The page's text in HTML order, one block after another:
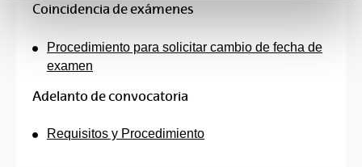
Coincidencia de exámenes
Procedimiento para solicitar cambio de fecha de
examen
Adelanto de convocatoria
Requisitos y Procedimiento